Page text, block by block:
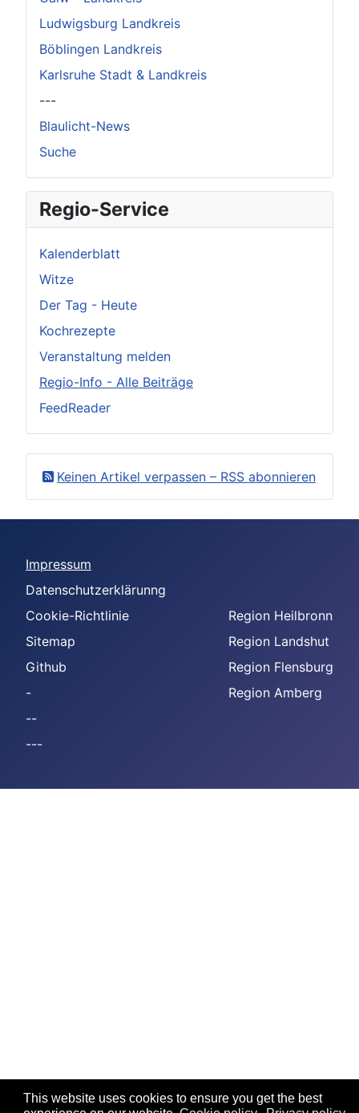
This website uses cookies to ensure you get the best
Ludwigsburg Landkreis
Böblingen Landkreis
Karlsruhe Stadt & Landkreis
---
Blaulicht-News
Suche
Regio-Service
Kalenderblatt
Witze
Der Tag - Heute
Kochrezepte
Veranstaltung melden
Regio-Info - Alle Beiträge
FeedReader
Keinen Artikel verpassen – RSS abonnieren
Impressum
Datenschutzerklärunng
Cookie-Richtlinie
Sitemap
Github
-
--
---
Region Heilbronn
Region Landshut
Region Flensburg
Region Amberg